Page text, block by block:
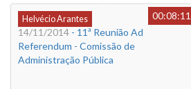
Helvécio Arantes
00:08:11
14/11/2014 - 11ª Reunião Ad
Referendum - Comissão de
Administração Pública